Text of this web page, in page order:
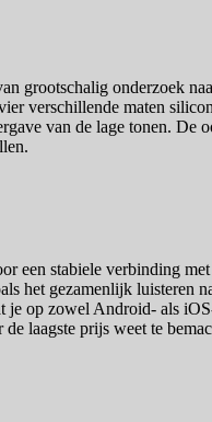
grootschalig onderzoek
verschillende maten
van de lage tonen.
een stabiele verbinding
het gezamenlijk
op zowel Android- als
laagste prijs weet te